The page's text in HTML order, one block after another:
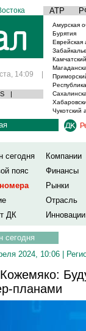
АТР
14:09 |
|
Амурская
Бурятия
Еврейская
Чукотский
сегодня
Компании
пояс
Финансы
Рынки
Отрасль
ДК
Инновации
сегодня
2024, 10:06 |
планами